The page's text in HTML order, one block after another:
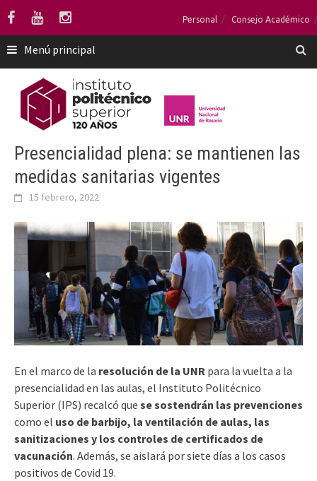
Saltar
contenido
Personal Consejo Académico
Menú principal
Presencialidad plena: se mantienen las
medidas sanitarias vigentes
15 febrero, 2022
En el marco de la resolución de la UNR para la vuelta a la
presencialidad en las aulas, el Instituto Politécnico
Superior (IPS) recalcó que se sostendrán las prevenciones
como el uso de barbijo, la ventilación de aulas, las
sanitizaciones y los controles de certificados de
vacunación. Además, se aislará por siete días a los casos
positivos de Covid 19.